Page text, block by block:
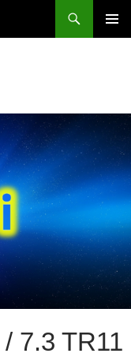
7.3 TR11